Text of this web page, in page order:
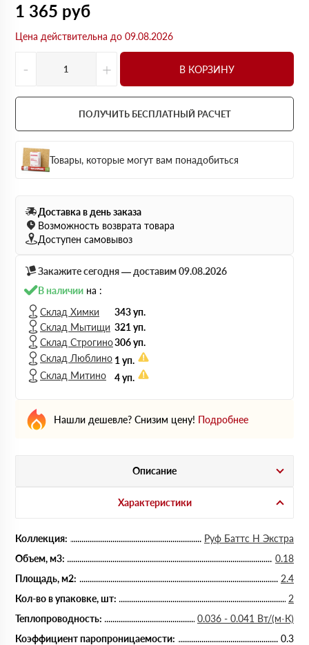
1 365 руб
Цена действительна до 09.08.2026
- + В КОРЗИНУ
ПОЛУЧИТЬ БЕСПЛАТНЫЙ РАСЧЕТ
Товары, которые могут вам понадобиться
Доставка в день заказа
Возможность возврата товара
Доступен самовывоз
Закажите сегодня — доставим 09.08.2026
В наличии на :
Склад Химки
343 уп.
Склад Мытищи 321 уп.
Склад Строгино306 уп.
Склад Люблино 1 уп.
Склад Митино
4 уп.
Нашли дешевле? Снизим цену! Подробнее
Описание
Характеристики
Коллекция:
Руф Баттс Н Экстра
Объем, м3:
0.18
Площадь, м2:
2.4
Кол-во в упаковке, шт:
2
Теплопроводность:
0.036 - 0.041 Вт/(м·К)
Коэффициент паропроницаемости:
0.3